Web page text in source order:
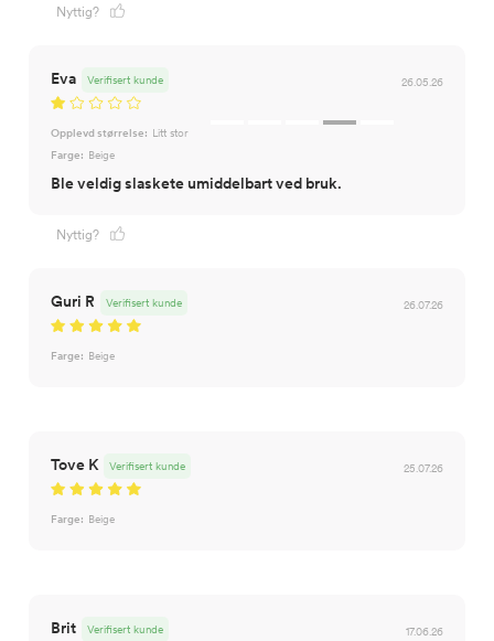
Nyttig?
Eva 26.05.26
Verifisert kunde
Opplevd størrelse: Litt stor
Farge: Beige
Ble veldig slaskete umiddelbart ved bruk.
Nyttig?
Guri R 26.07.26
Verifisert kunde
Farge: Beige
Tove K 25.07.26
Verifisert kunde
Farge: Beige
Brit 17.06.26
Verifisert kunde